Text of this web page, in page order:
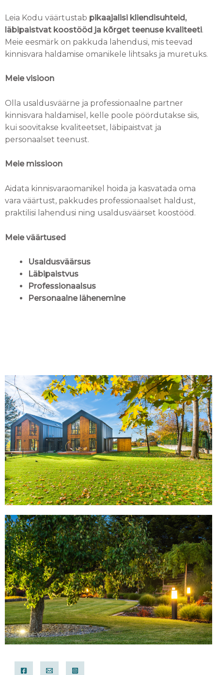
Leia Kodu väärtustab pikaajalisi kliendisuhteid,
läbipaistvat koostööd ja kõrget teenuse kvaliteeti.
Meie eesmärk on pakkuda lahendusi, mis teevad
kinnisvara haldamise omanikele lihtsaks ja muretuks.
Meie visioon
Olla usaldusväärne ja professionaalne partner
kinnisvara haldamisel, kelle poole pöördutakse siis,
kui soovitakse kvaliteetset, läbipaistvat ja
personaalset teenust.
Meie missioon
Aidata kinnisvaraomanikel hoida ja kasvatada oma
vara väärtust, pakkudes professionaalset haldust,
praktilisi lahendusi ning usaldusväärset koostööd.
Meie väärtused
Usaldusväärsus
Läbipaistvus
Professionaalsus
Personaalne lähenemine